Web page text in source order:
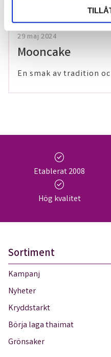
29 maj 2024
Mooncake
En smak av tradition
check_circle
Etablerat 2008
check_circle
Hög kvalitet
Sortiment
Kampanj
Nyheter
Kryddstarkt
Börja laga thaimat
Grönsaker